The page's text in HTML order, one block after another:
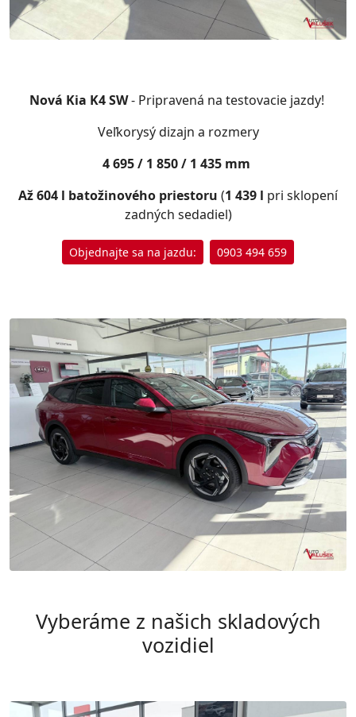
Nová Kia K4 SW- Pripravená na testovacie jazdy!
Veľkorysý dizajn a rozmery
4 695 / 1 850 / 1 435 mm
Až 604 l batožinového priestoru (1 439 l pri sklopení
zadných sedadiel)
Objednajte sa na jazdu: 0903 494 659
Vyberáme z našich skladových
vozidiel